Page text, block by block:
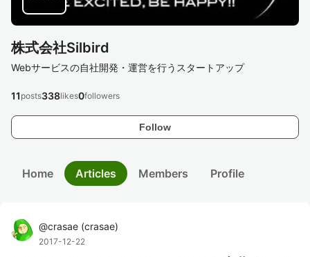
株式会社Silbird
Webサービスの自社開発・運営を行うスタートアップ
Follow
11 posts338likes0followers
Home Articles Members Profile
@crasae (crasae)
2017-12-22